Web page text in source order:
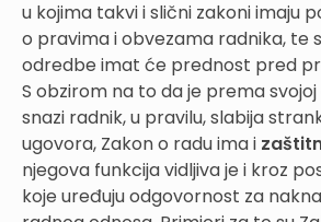
u kojima takvi i slični zakoni imaju
o pravima i obvezama radnika, te
odredbe imat će prednost pred
S obzirom na to da je prema
snazi radnik, u pravilu, slabija
ugovora, Zakon o radu ima i
njegova funkcija vidljiva je i kroz
koje uređuju odgovornost za